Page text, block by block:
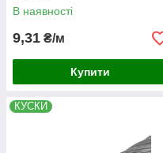
В наявності
9,31 ₴/м
Купити
КУСКИ